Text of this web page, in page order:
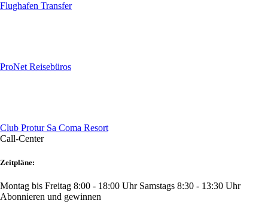
Flughafen Transfer
ProNet Reisebüros
Club Protur Sa Coma Resort
Call-Center
Zeitpläne:
Montag bis Freitag 8:00 - 18:00 Uhr Samstags 8:30 - 13:30 Uhr
Abonnieren und gewinnen